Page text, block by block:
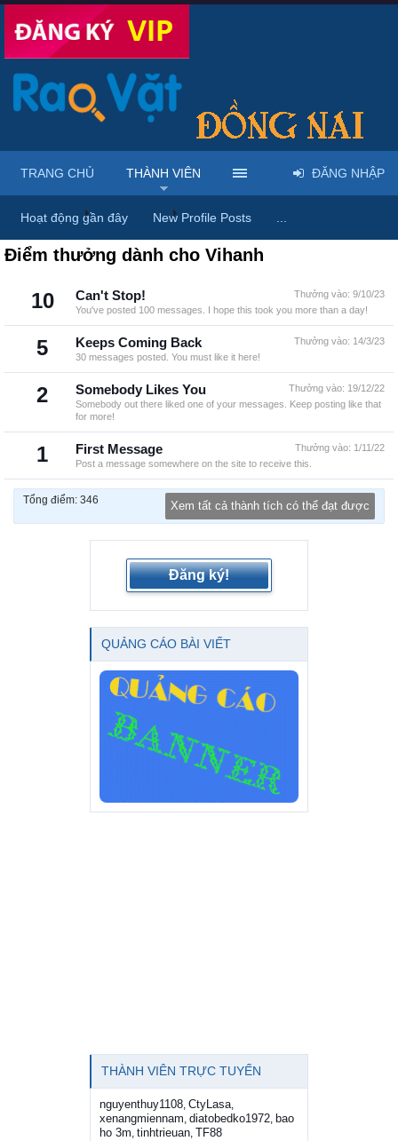
Trang chủ Thành viên Vihanh
Điểm thưởng dành cho Vihanh
10 Thưởng vào: 9/10/23
Can't Stop!
You've posted 100 messages. I hope this took you more than a day!
5 Thưởng vào: 14/3/23
Keeps Coming Back
30 messages posted. You must like it here!
2 Thưởng vào: 19/12/22
Somebody Likes You
Somebody out there liked one of your messages. Keep posting like that
for more!
1 Thưởng vào: 1/11/22
First Message
Post a message somewhere on the site to receive this.
Tổng điểm: 346 Xem tất cả thành tích có thể đạt được
Đăng ký!
QUẢNG CÁO BÀI VIẾT
THÀNH VIÊN TRỰC TUYẾN
nguyenthuy1108, CtyLasa,
xenangmiennam, diatobedko1972, bao
ho 3m, tinhtrieuan, TF88
TRANG CHỦ THÀNH VIÊN
Hoạt động gần đây New Profile Posts
ĐĂNG NHẬP